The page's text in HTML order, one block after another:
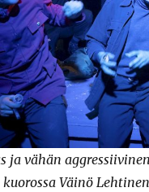
ja vähän
Väinö